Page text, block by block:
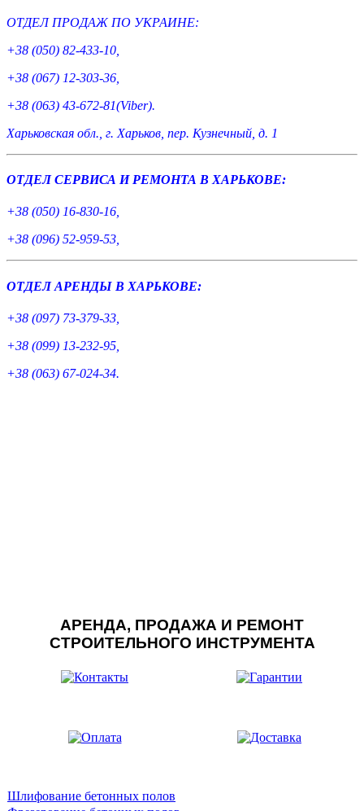
ОТДЕЛ ПРОДАЖ ПО УКРАИНЕ:
+38 (050) 82-433-10,
+38 (067) 12-303-36,
+38 (063) 43-672-81(Viber).
Харьковская обл., г. Харьков, пер. Кузнечный, д. 1
ОТДЕЛ СЕРВИСА И РЕМОНТА В ХАРЬКОВЕ:
+38 (050) 16-830-16,
+38 (096) 52-959-53,
ОТДЕЛ АРЕНДЫ В ХАРЬКОВЕ:
+38 (097) 73-379-33,
+38 (099) 13-232-95,
+38 (063) 67-024-34.
АРЕНДА, ПРОДАЖА И РЕМОНТ
СТРОИТЕЛЬНОГО ИНСТРУМЕНТА
Шлифование бетонных полов